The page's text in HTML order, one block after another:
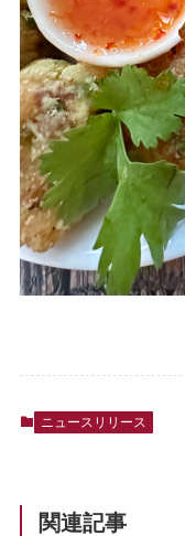
ニュースリリース
関連記事